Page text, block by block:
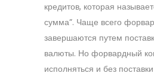
кредитов, которая
сумма”. Чаще всего
завершаются путем
валюты. Но форвардный
исполняться и без